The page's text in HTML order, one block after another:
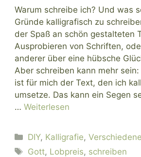
Warum schreibe ich? Und was
Gründe kalligrafisch zu
der Spaß an schön gestalteten
Ausprobieren von Schriften,
anderer über eine hübsche
Aber schreiben kann mehr
ist für mich der Text, den ich
umsetze. Das kann ein Segen
… Weiterlesen
Kategorien
DIY, Kalligrafie,
Schlagwörter
Gott, Lobpreis, schreiben